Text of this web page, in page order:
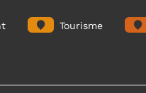
Tourisme